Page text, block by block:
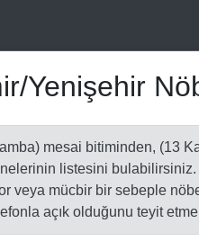
Yenişehir
mesai bitiminden, (13
listesini
veya mücbir bir sebeple
açık olduğunu teyit